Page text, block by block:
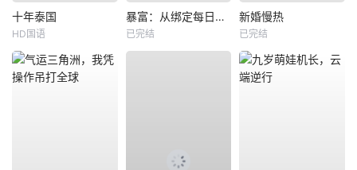
十年泰国
HD国语
暴富：从绑定每日消费系统开始
已完结
新婚慢热
已完结